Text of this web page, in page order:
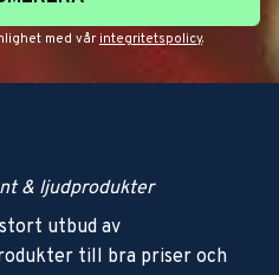
med vår integritetspolicy.
& ljudprodukter
utbud av
till bra priser och